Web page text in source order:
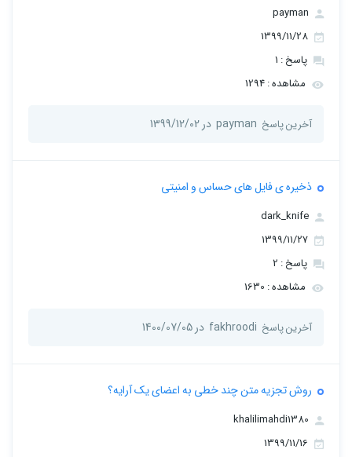
پاسخ : 1
مشاهده : 1294
آخرین پاسخ payman در 1399/12/02
ذخیره ی فایل های حساس و امنیتی
پاسخ : 2
مشاهده : 1630
آخرین پاسخ fakhroodi در 1400/07/05
روش تجزیه متن چند خطی به اعضای یک آرایه؟